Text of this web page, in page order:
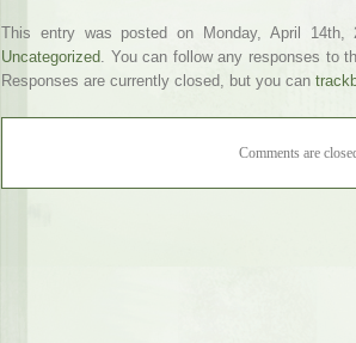
This entry was posted on Monday, April
Uncategorized. You can follow any responses to
Responses are currently closed, but you can
Comments are